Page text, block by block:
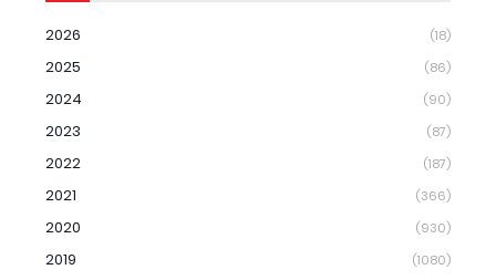
2026 (18)
2025 (86)
2024 (90)
2023 (87)
2022 (187)
2021 (366)
2020 (930)
2019 (1080)